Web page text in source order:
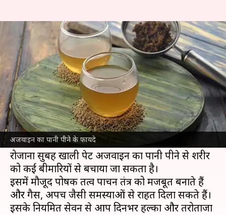
अजवाइन का पानी पीने के फायदे
अजवाइन का पानी पीने के 5 फायदे,
जो आपको हैरान कर देंगे
लेखन अंजली Jan 30, 2025 01:11 pm
क्या है खबर?
अजवाइन का पानी पीना सेहत के लिए बहुत फायदेमंद
होता है। यह न केवल पाचन को सुधारता है बल्कि कई
अन्यस्वास्थ्यलाभ भी देता है।
रोजाना सुबह खाली पेट अजवाइन का पानी पीने से शरीर
को कई बीमारियों से बचाया जा सकता है।
इसमें मौजूद पोषक तत्व पाचन तंत्र को मजबूत बनाते हैं
और गैस, अपच जैसी समस्याओं से राहत दिला सकते हैं।
इसके नियमित सेवन से आप दिनभर हल्का और तरोताजा